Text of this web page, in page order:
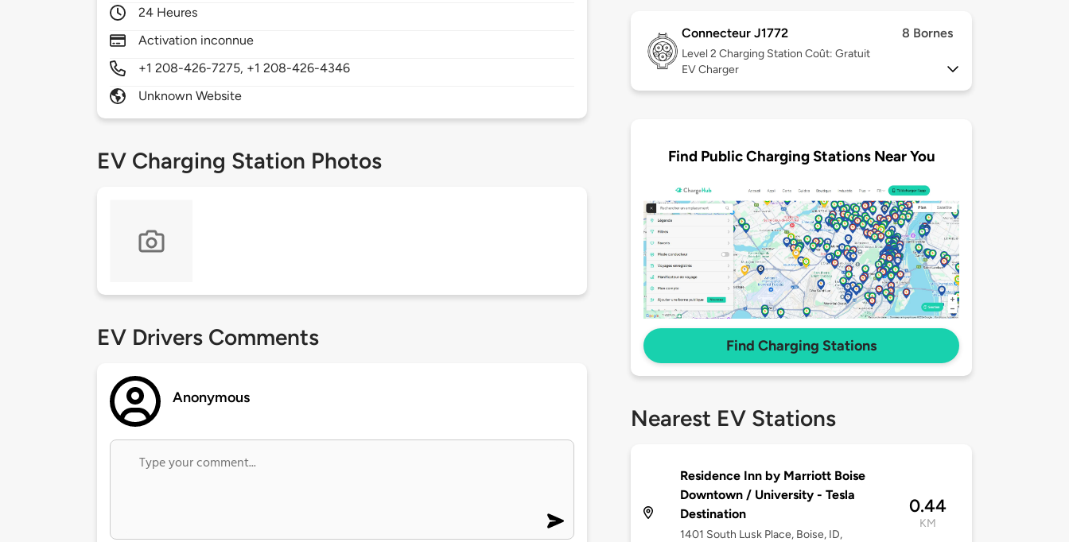
24 Heures
Activation inconnue
+1 208-426-7275, +1 208-426-4346
Unknown Website
EV Charging Station Photos
EV Drivers Comments
Anonymous
Connecteur J1772 8 Bornes
Level 2 Charging Station Coût: Gratuit
EV Charger
Find Public Charging Stations Near You
Find Charging Stations
Nearest EV Stations
Residence Inn by Marriott Boise
Downtown / University - Tesla
Destination
1401 South Lusk Place, Boise, ID,
0.44
KM